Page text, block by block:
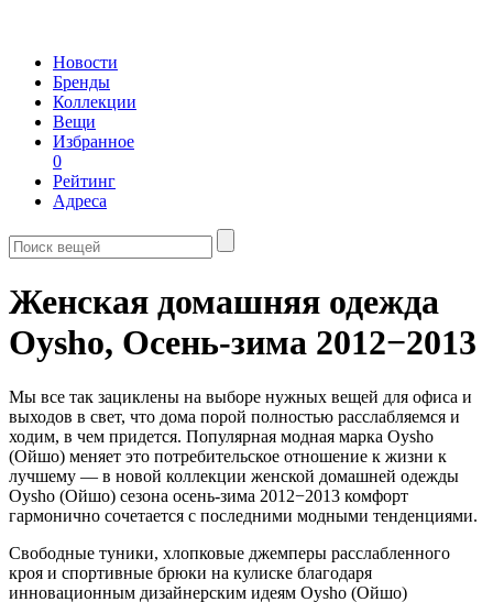
Новости
Бренды
Коллекции
Вещи
Избранное
0
Рейтинг
Адреса
Женская домашняя одежда
Oysho, Осень-зима 2012−2013
Мы все так зациклены на выборе нужных вещей для офиса и
выходов в свет, что дома порой полностью расслабляемся и
ходим, в чем придется. Популярная модная марка Oysho
(Ойшо) меняет это потребительское отношение к жизни к
лучшему — в новой коллекции женской домашней одежды
Oysho (Ойшо) сезона осень-зима 2012−2013 комфорт
гармонично сочетается с последними модными тенденциями.
Свободные туники, хлопковые джемперы расслабленного
кроя и спортивные брюки на кулиске благодаря
инновационным дизайнерским идеям Oysho (Ойшо)